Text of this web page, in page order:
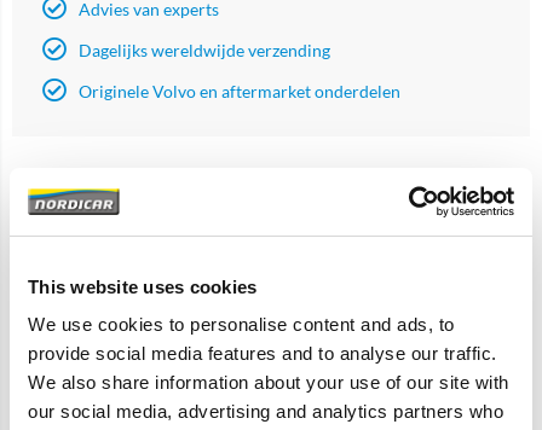
This website uses cookies
We use cookies to personalise content and ads, to
provide social media features and to analyse our traffic.
We also share information about your use of our site with
our social media, advertising and analytics partners who
Advies van experts
Dagelijks wereldwijde verzending
Originele Volvo en aftermarket onderdelen
Artikelomschrijving
Amazon
142 144 145